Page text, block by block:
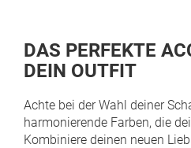
DAS PERFEKTE
DEIN OUTFIT
Achte bei der Wahl deiner
harmonierende Farben, die
Kombiniere deinen neuen